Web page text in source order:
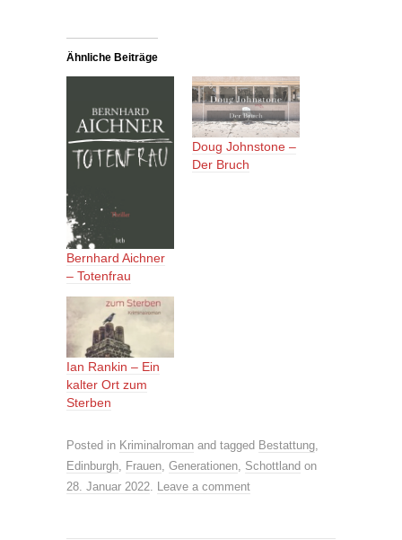
Ähnliche Beiträge
Bernhard Aichner
– Totenfrau
Doug Johnstone –
Der Bruch
Ian Rankin – Ein
kalter Ort zum
Sterben
Posted in Kriminalroman and tagged Bestattung,
Edinburgh, Frauen, Generationen, Schottland on
28. Januar 2022. Leave a comment